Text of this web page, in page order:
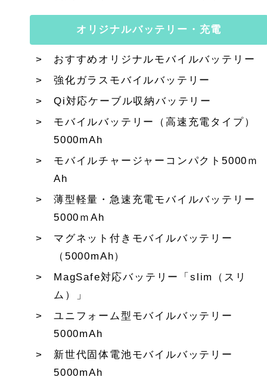
オリジナルバッテリー・充電
おすすめオリジナルモバイルバッテリー
強化ガラスモバイルバッテリー
Qi対応ケーブル収納バッテリー
モバイルバッテリー（高速充電タイプ）
5000mAh
モバイルチャージャーコンパクト5000ｍ
Ah
薄型軽量・急速充電モバイルバッテリー
5000ｍAh
マグネット付きモバイルバッテリー
（5000mAh）
MagSafe対応バッテリー「slim（スリ
ム）」
ユニフォーム型モバイルバッテリー
5000mAh
新世代固体電池モバイルバッテリー
5000mAh